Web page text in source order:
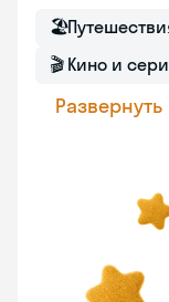
🏖
🎬 Кино и
Развернуть